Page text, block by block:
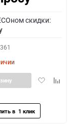
скидки:
Добавить